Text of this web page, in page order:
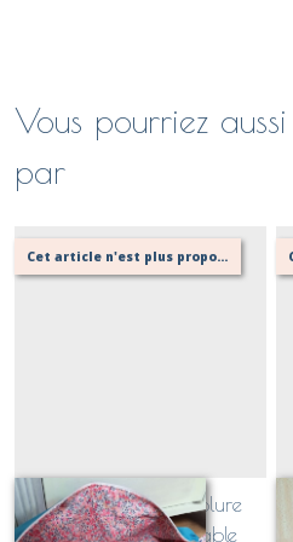
Vous pourriez
par
Cet article n'est plus proposé, retournez au menu principal ou contactez moi!
Sac polochon doublure
LIBERTY personnalisable